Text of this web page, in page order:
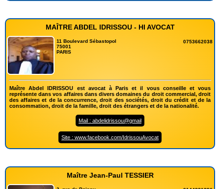
MAÎTRE ABDEL IDRISSOU - HI AVOCAT
11 Boulevard Sébastopol
75001
PARIS
0753662038
Maître Abdel IDRISSOU est avocat à Paris et il vous conseille et vous
représente dans vos affaires dans divers domaines du droit commercial, droit
des affaires et de la concurrence, droit des sociétés, droit du crédit et de la
consommation, droit de la famille, droit des étrangers et de la nationalité.
Mail : abdelidrissou@gmail
Site : www.facebook.com/IdrissouAvocat
Maître Jean-Paul TESSIER